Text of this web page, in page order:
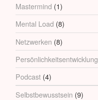
Mastermind (1)
Mental Load (8)
Netzwerken (8)
Persönlichkeitsentwicklung
Podcast (4)
Selbstbewusstsein (9)